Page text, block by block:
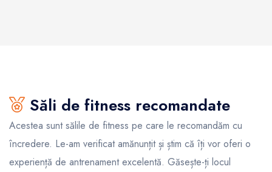
Săli de fitness recomandate
Acestea sunt sălile de fitness pe care le recomandăm cu
încredere. Le-am verificat amănunțit și știm că îți vor oferi o
experiență de antrenament excelentă. Găsește-ți locul